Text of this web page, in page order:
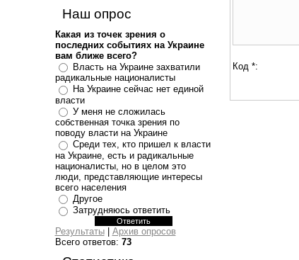
Наш опрос
Какая из точек зрения о
последних событиях на Украине
вам ближе всего?
Власть на Украине захватили
радикальные националисты
На Украине сейчас нет единой
власти
У меня не сложилась
собственная точка зрения по
поводу власти на Украине
Среди тех, кто пришел к власти
на Украине, есть и радикальные
националисты, но в целом это
люди, представляющие интересы
всего населения
Другое
Затрудняюсь ответить
Результаты| Архив опросов
Всего ответов: 73
Код *: